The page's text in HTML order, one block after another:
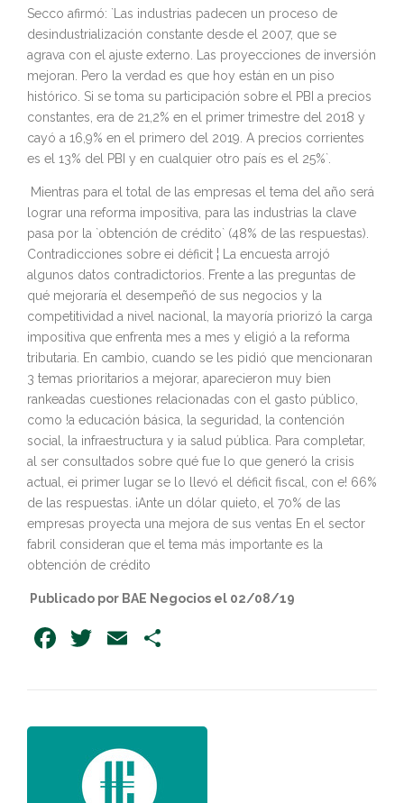
Secco afirmó: `Las industrias padecen un proceso de
desindustrialización constante desde el 2007, que se
agrava con el ajuste externo. Las proyecciones de inversión
mejoran. Pero la verdad es que hoy están en un piso
histórico. Si se toma su participación sobre el PBI a precios
constantes, era de 21,2% en el primer trimestre del 2018 y
cayó a 16,9% en el primero del 2019. A precios corrientes
es el 13% del PBI y en cualquier otro país es el 25%`.
Mientras para el total de las empresas el tema del año será
lograr una reforma impositiva, para las industrias la clave
pasa por la `obtención de crédito` (48% de las respuestas).
Contradicciones sobre ei déficit ¦ La encuesta arrojó
algunos datos contradictorios. Frente a las preguntas de
qué mejoraría el desempeñó de sus negocios y la
competitividad a nivel nacional, la mayoría priorizó la carga
impositiva que enfrenta mes a mes y eligió a la reforma
tributaria. En cambio, cuando se les pidió que mencionaran
3 temas prioritarios a mejorar, aparecieron muy bien
rankeadas cuestiones relacionadas con el gasto público,
como !a educación básica, la seguridad, la contención
social, la infraestructura y ia salud pública. Para completar,
al ser consultados sobre qué fue lo que generó la crisis
actual, ei primer lugar se lo llevó el déficit fiscal, con e! 66%
de las respuestas. ¡Ante un dólar quieto, el 70% de las
empresas proyecta una mejora de sus ventas En el sector
fabril consideran que el tema más importante es la
obtención de crédito
Publicado por BAE Negocios el 02/08/19
Facebook
Twitter
Email